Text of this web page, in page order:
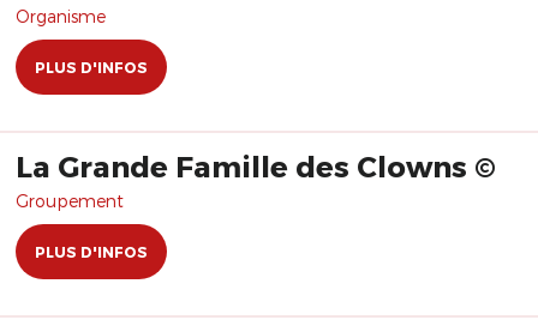
Organisme
PLUS D'INFOS
La Grande Famille des Clowns ©
Groupement
PLUS D'INFOS